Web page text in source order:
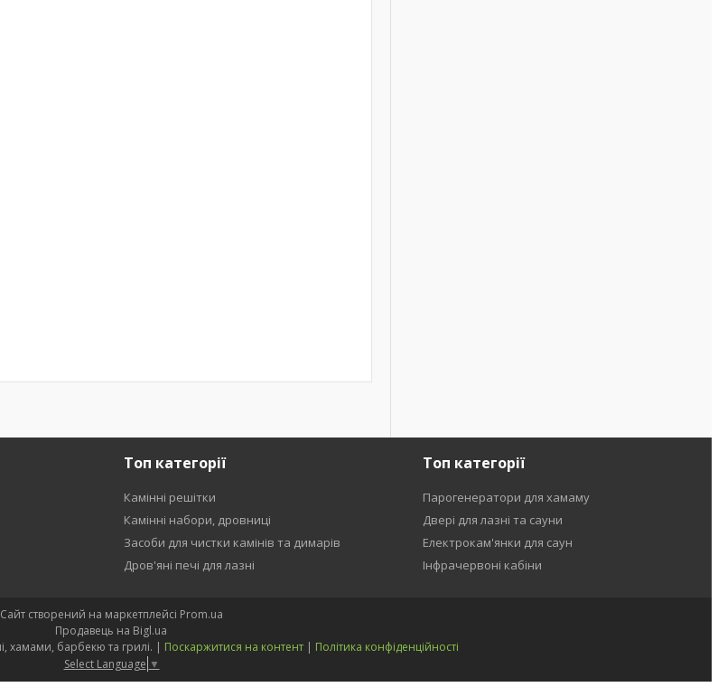
Топ категорії
Камінні решітки
Камінні набори, дровниці
Засоби для чистки камінів та димарів
Дров'яні печі для лазні
Топ категорії
Парогенератори для хамаму
Двері для лазні та сауни
Електрокам'янки для саун
Інфрачервоні кабіни
Сайт створений на маркетплейсі Prom.ua
Продавець на Bigl.ua
Kamin Sauna Group - каміни, печі, сауни, бані, хамами, барбекю та грилі. | Поскаржитися на контент | Політика конфіденційності
Select Language ▼